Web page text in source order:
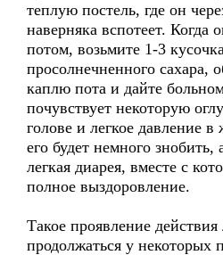
теплую постель, где он
наверняка вспотеет. Когда
потом, возьмите 1-3
просолнечненного сахара,
каплю пота и дайте
почувствует некоторую
голове и легкое давление в
его будет немного знобить,
легкая диарея, вместе с
полное выздоровление.
Такое проявление
продолжаться у некоторых